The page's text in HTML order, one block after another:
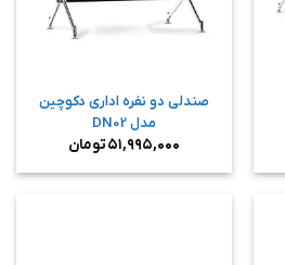
صندلی دو نفره اداری دکوچین
مدل DN02
۵۱,۹۹۵,۰۰۰تومان